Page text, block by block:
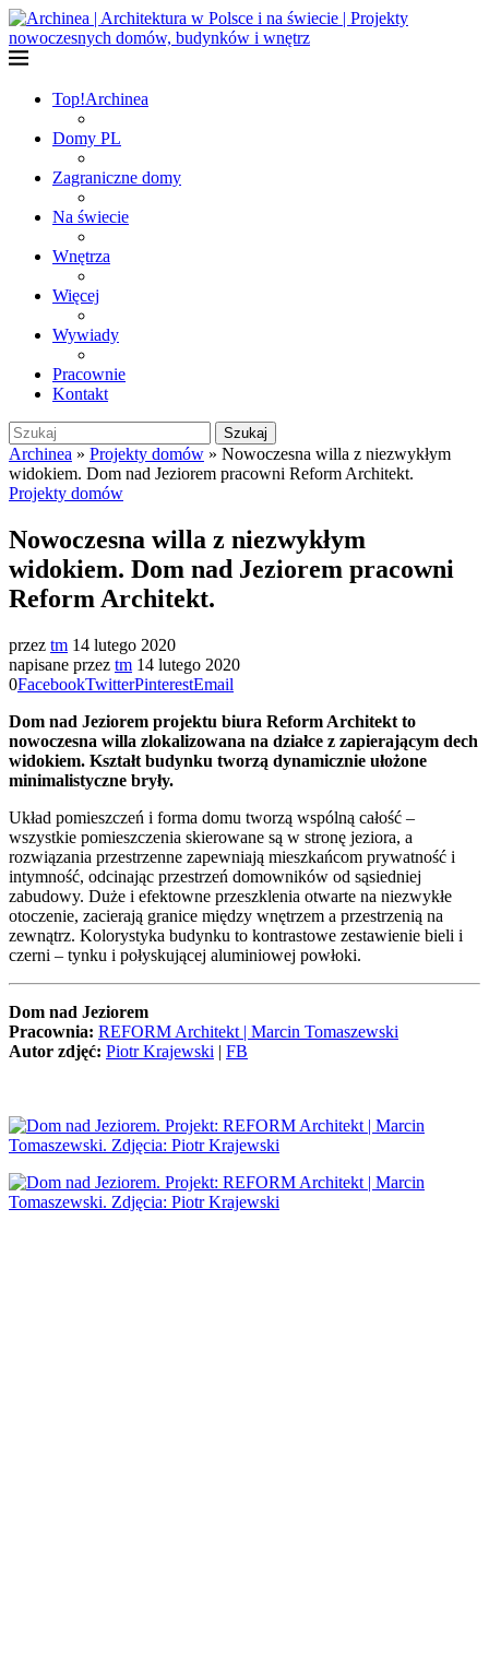
Top!Archinea
Domy PL
Zagraniczne domy
Na świecie
Wnętrza
Więcej
Wywiady
Pracownie
Kontakt
Szukaj
Archinea » Projekty domów » Nowoczesna willa z niezwykłym
widokiem. Dom nad Jeziorem pracowni Reform Architekt.
Projekty domów
Nowoczesna willa z niezwykłym
widokiem. Dom nad Jeziorem pracowni
Reform Architekt.
przez tm 14 lutego 2020
napisane przez tm 14 lutego 2020
0FacebookTwitterPinterestEmail
Dom nad Jeziorem projektu biura Reform Architekt to
nowoczesna willa zlokalizowana na działce z zapierającym dech
widokiem. Kształt budynku tworzą dynamicznie ułożone
minimalistyczne bryły.
Układ pomieszczeń i forma domu tworzą wspólną całość –
wszystkie pomieszczenia skierowane są w stronę jeziora, a
rozwiązania przestrzenne zapewniają mieszkańcom prywatność i
intymność, odcinając przestrzeń domowników od sąsiedniej
zabudowy. Duże i efektowne przeszklenia otwarte na niezwykłe
otoczenie, zacierają granice między wnętrzem a przestrzenią na
zewnątrz. Kolorystyka budynku to kontrastowe zestawienie bieli i
czerni – tynku i połyskującej aluminiowej powłoki.
Dom nad Jeziorem
Pracownia: REFORM Architekt | Marcin Tomaszewski
Autor zdjęć: Piotr Krajewski | FB